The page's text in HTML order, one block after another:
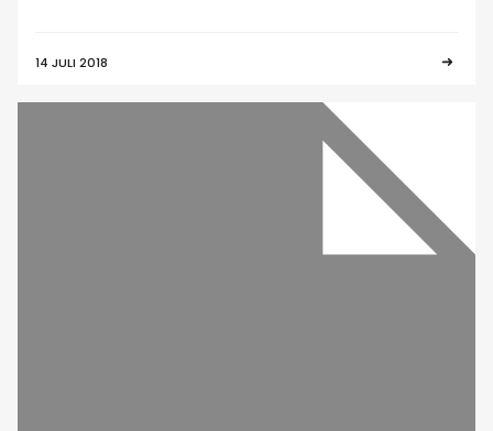
14 JULI 2018